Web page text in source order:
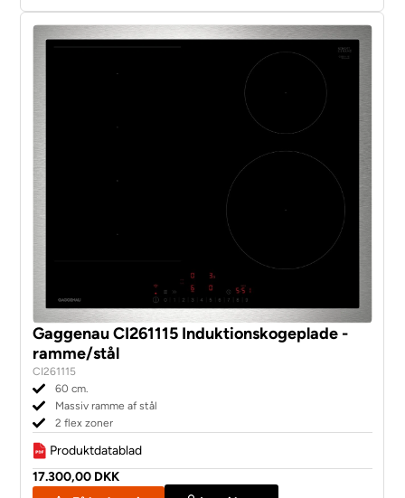
Gaggenau CI261115 Induktionskogeplade -
ramme/stål
CI261115
60 cm.
Massiv ramme af stål
2 flex zoner
Produktdatablad
17.300,00 DKK